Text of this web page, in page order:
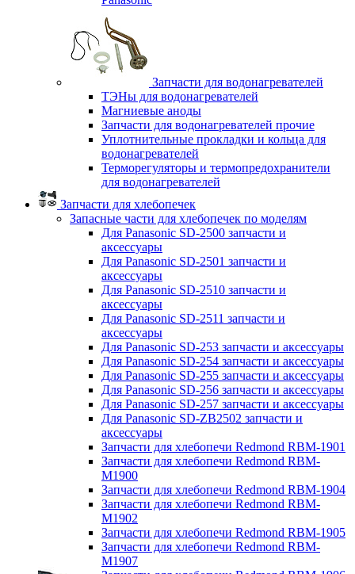
Запчасти для водонагревателей
ТЭНы для водонагревателей
Магниевые аноды
Запчасти для водонагревателей прочие
Уплотнительные прокладки и кольца для
водонагревателей
Терморегуляторы и термопредохранители
для водонагревателей
Запчасти для хлебопечек
Запасные части для хлебопечек по моделям
Для Panasonic SD-2500 запчасти и
аксессуары
Для Panasonic SD-2501 запчасти и
аксессуары
Для Panasonic SD-2510 запчасти и
аксессуары
Для Panasonic SD-2511 запчасти и
аксессуары
Для Panasonic SD-253 запчасти и аксессуары
Для Panasonic SD-254 запчасти и аксессуары
Для Panasonic SD-255 запчасти и аксессуары
Для Panasonic SD-256 запчасти и аксессуары
Для Panasonic SD-257 запчасти и аксессуары
Для Panasonic SD-ZB2502 запчасти и
аксессуары
Запчасти для хлебопечи Redmond RBM-1901
Запчасти для хлебопечи Redmond RBM-
M1900
Запчасти для хлебопечи Redmond RBM-1904
Запчасти для хлебопечи Redmond RBM-
M1902
Запчасти для хлебопечи Redmond RBM-1905
Запчасти для хлебопечи Redmond RBM-
M1907